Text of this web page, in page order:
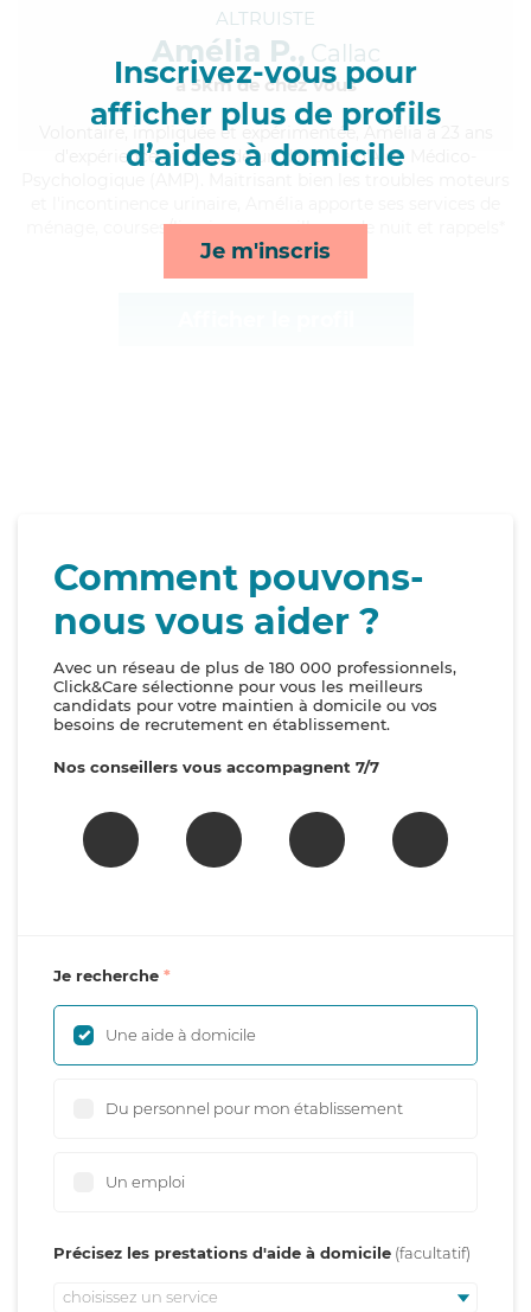
Inscrivez-vous pour
afficher plus de profils
d’aides à domicile
Je m'inscris
ALTRUISTE
Amélia P., Callac
à 5km de chez Vous
, impliquée et expérimentée, Amélia a 23 ans
d'expérience et possède un diplôme d'Aide Médico-
ménage, courses/livraison, surveillance de nuit et rappels*
Comment pouvons-
nous vous aider ?
Avec un réseau de plus de 180 000 professionnels,
Click&Care sélectionne pour vous les meilleurs
candidats pour votre maintien à domicile ou vos
besoins de recrutement en établissement.
Nos conseillers vous accompagnent 7/7
Je recherche
Une aide à domicile
Du personnel pour mon établissement
Un emploi
Précisez les prestations d'aide à domicile
choisissez un service